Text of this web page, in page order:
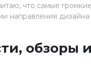
что самые
направления
обзоры и